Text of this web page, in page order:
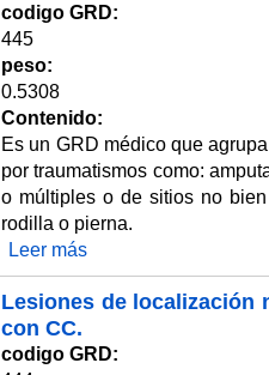
codigo GRD:
445
peso:
0.5308
Contenido:
Es un GRD médico que
por traumatismos como:
o múltiples o de sitios no
rodilla o pierna.
Leer más
Lesiones de localización
con CC.
codigo GRD: